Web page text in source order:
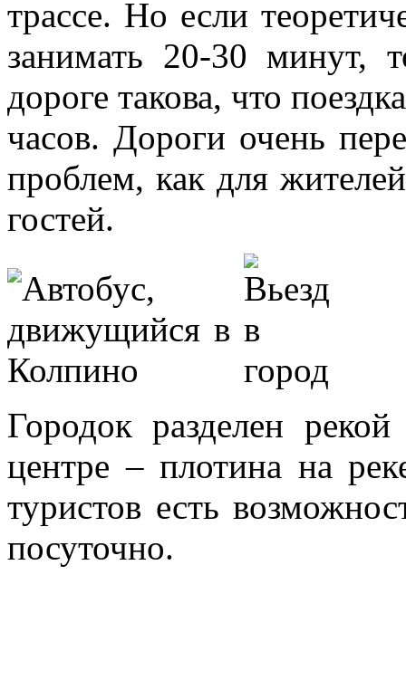
трассе. Но если
занимать 20-30 минут,
дороге такова, что
часов. Дороги очень
проблем, как для
гостей.
Городок разделен
центре – плотина на
туристов есть
посуточно.